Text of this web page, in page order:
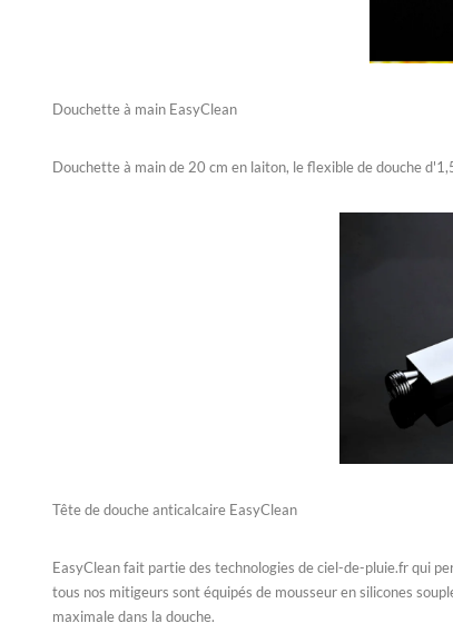
Douchette à main EasyClean
Douchette à main de 20 cm en laiton, le flexible de douche
Tête de douche anticalcaire EasyClean
EasyClean fait partie des technologies de ciel-de-pluie.fr qui
tous nos mitigeurs sont équipés de mousseur en silicones
maximale dans la douche.